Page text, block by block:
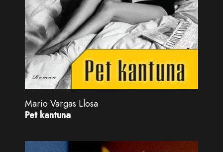
Mario Vargas Llosa
Pet kantuna